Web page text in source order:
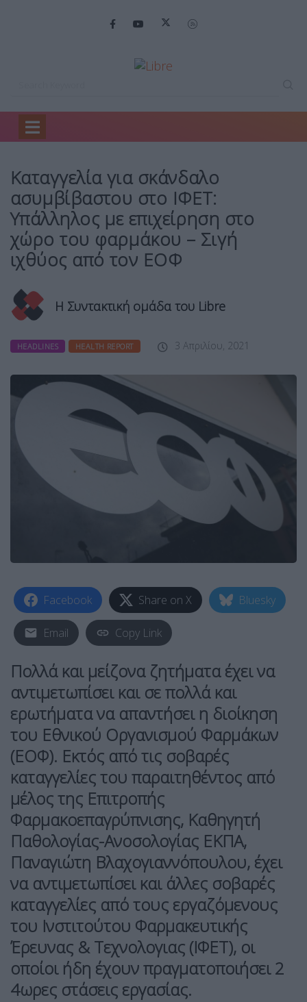
Home
Kαταγγελία για σκάνδαλο
ασυμβίβαστου στο ΙΦΕΤ:
Υπάλληλος με επιχείρηση στο
χώρο του φαρμάκου – Σιγή
ιχθύος από τον ΕΟΦ
Η Συντακτική ομάδα του Libre
HEADLINES HEALTH REPORT 3 Απριλίου, 2021
Facebook Share on X Bluesky
Email Copy Link
Πολλά και μείζονα ζητήματα έχει να
αντιμετωπίσει και σε πολλά και
ερωτήματα να απαντήσει η διοίκηση
του Εθνικού Οργανισμού Φαρμάκων
(ΕΟΦ). Εκτός από τις σοβαρές
καταγγελίες του παραιτηθέντος από
μέλος της Επιτροπής
Φαρμακοεπαγρύπνισης, Καθηγητή
Παθολογίας-Ανοσολογίας ΕΚΠΑ,
Παναγιώτη Βλαχογιαννόπουλου, έχει
να αντιμετωπίσει και άλλες σοβαρές
καταγγελίες από τους εργαζόμενους
του Ινστιτούτου Φαρμακευτικής
Έρευνας & Τεχνολογιας (ΙΦΕΤ), οι
οποίοι ήδη έχουν πραγματοποιήσει 2
4ωρες στάσεις εργασίας.